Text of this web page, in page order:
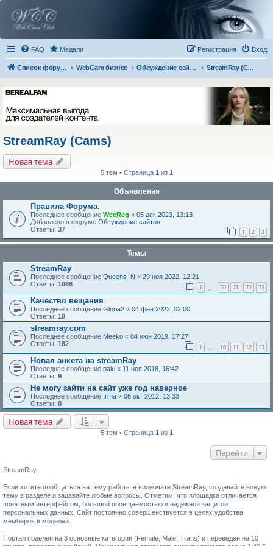
FAQ Медали Вход
Регистрация
Список форумов WebCam бизнес Обсуждение сайтов StreamRay (Cams)
StreamRay (Cams)
Новая тема
5 тем • Страница 1 из 1
Объявления
Правила Форума.
Последнее сообщение WccReg « 05 дек 2023, 13:13
Добавлено в форуме Обсуждение сайтов
Ответы: 37 1 2 3
Темы
StreamRay
Последнее сообщение Queens_N « 29 ноя 2022, 12:21
Ответы: 1088 1 70 71 72 73
Качество вещания
Последнее сообщение Gloria2 « 04 фев 2022, 02:00
Ответы: 10
streamray.com
Последнее сообщение Meeko « 04 июн 2019, 17:27
Ответы: 182 1 … 10 11 12 13
Новая анкета на streamRay
Последнее сообщение paki « 11 ноя 2018, 16:42
Ответы: 9
Не могу зайти на сайт уже год наверное
Последнее сообщение Irma « 06 окт 2012, 13:33
Ответы: 8
Новая тема
5 тем • Страница 1 из 1
Перейти
StreamRay
Если хотите пообщаться на тему работы в видеочате StreamRay, создавайте новую
тему в разделе и задавайте любые вопросы. Отметим, что площадка отличается
понятным интерфейсом, большой посещаемостью и надежной защитой
персональных данных. Сайт постоянно совершенствуется в целях удобства
мемберов и моделей.
Портал поделен на 3 основные категории (Female, Male, Trans) и переведен на 10